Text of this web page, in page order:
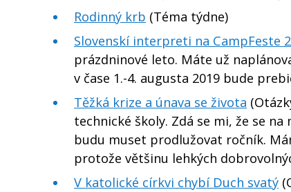
Rodinný krb (Téma týdne)
Slovenskí interpreti na CampFeste
prázdninové leto. Máte už
v čase 1.-4. augusta 2019 bude
Těžká krize a únava se života
technické školy. Zdá se mi, že se
budu muset prodlužovat ročník.
protože většinu lehkých
V katolické církvi chybí Duch svatý